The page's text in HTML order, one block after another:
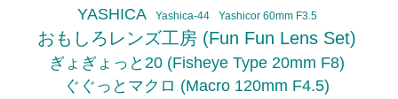
YASHICA Yashica-44 Yashicor 60mm F3.5
おもしろレンズ工房 (Fun Fun Lens Set)
ぎょぎょっと20 (Fisheye Type 20mm F8)
ぐぐっとマクロ (Macro 120mm F4.5)